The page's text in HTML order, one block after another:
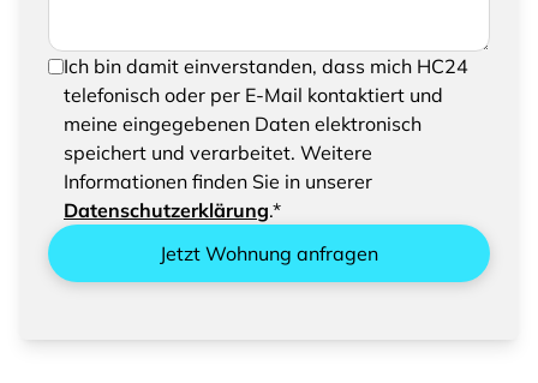
Um Ihre Anfrage senden zu können, bestätigen
Sie bitte das Speichern und Verarbeiten Ihrer
eingegebenen Daten
Ich bin damit einverstanden, dass mich HC24
telefonisch oder per E-Mail kontaktiert und
meine eingegebenen Daten elektronisch
speichert und verarbeitet. Weitere
Informationen finden Sie in unserer
Datenschutzerklärung.*
Jetzt Wohnung anfragen